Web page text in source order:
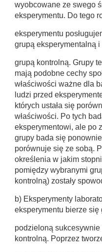
wyobcowane ze swego
eksperymentu. Do tego
eksperymentu
grupą eksperymentalną i
grupą kontrolną. Grupy
mają podobne cechy
właściwości ważne dla
ludzi przed
których ustała się
właściwości. Po tych
eksperymentowi, ale po
grupy bada się
porównuje się ze sobą.
określenia w jakim
pomiędzy wybranymi
kontrolną) zostały
b) Eksperymenty
eksperymentu bierze się
podzieloną
kontrolną. Poprzez